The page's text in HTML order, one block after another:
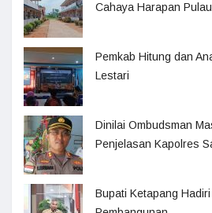
Cahaya Harapan
Pemkab Hitung dan
Lestari
Dinilai Ombudsman
Penjelasan Kapolres
Bupati Ketapang